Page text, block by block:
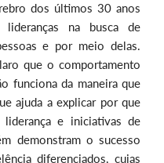
dos últimos 30 anos
na busca de
e por meio delas.
que o comportamento
funciona da maneira que
ajuda a explicar por que
e iniciativas de
demonstram o sucesso
diferenciados, cujas